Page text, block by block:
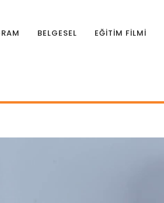
BELGESEL EĞİTİM FİLMİ